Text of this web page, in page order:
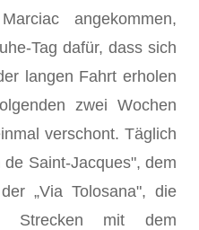
angekommen,
Tag dafür, dass sich
langen Fahrt erholen
zwei Wochen
verschont. Täglich
Saint-Jacques", dem
„Via Tolosana", die
Strecken mit dem